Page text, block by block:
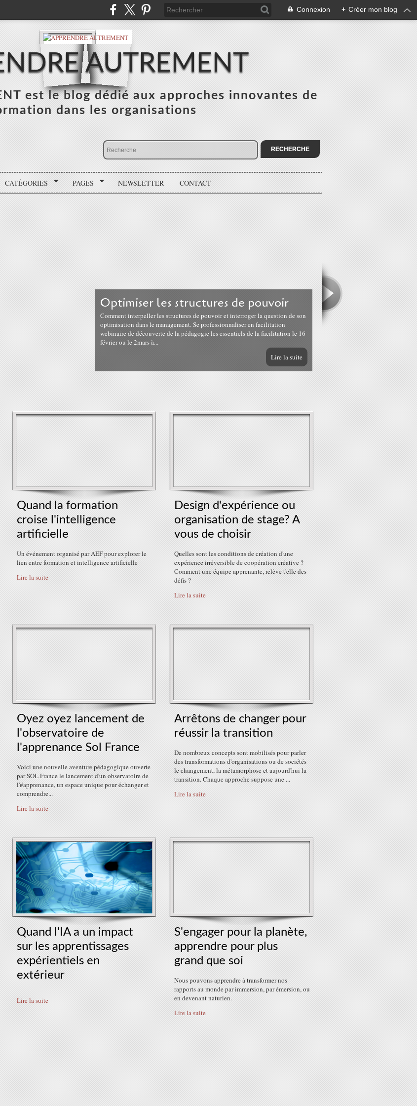
Connexion + Créer mon blog
AUTREMENT
est le blog dédié aux approches innovantes de
dans les organisations
CATÉGORIES PAGES NEWSLETTER CONTACT
Optimiser les structures de pouvoir
Comment interpeller les structures de pouvoir et interroger la question de son
optimisation dans le management. Se professionnaliser en facilitation
webinaire de découverte de la pédagogie les essentiels de la facilitation le 16
février ou le 2mars à...
Lire la suite
Quand la formation
croise l'intelligence
artificielle
Un événement organisé par AEF pour explorer le
lien entre formation et intelligence artificielle
Lire la suite
Design d'expérience ou
organisation de stage? A
vous de choisir
Quelles sont les conditions de création d'une
expérience irréversible de coopération créative ?
Comment une équipe apprenante, relève t'elle des
défis ?
Lire la suite
Oyez oyez lancement de
l'observatoire de
l'apprenance Sol France
Voici une nouvelle aventure pédagogique ouverte
par SOL France le lancement d'un observatoire de
l'#apprenance, un espace unique pour échanger et
comprendre...
Lire la suite
Arrêtons de changer pour
réussir la transition
De nombreux concepts sont mobilisés pour parler
des transformations d'organisations ou de sociétés
le changement, la métamorphose et aujourd'hui la
transition. Chaque approche suppose une ...
Lire la suite
Quand l'IA a un impact
sur les apprentissages
expérientiels en
extérieur
Lire la suite
S'engager pour la planète,
apprendre pour plus
grand que soi
Nous pouvons apprendre à transformer nos
rapports au monde par immersion, par émersion, ou
en devenant naturien.
Lire la suite